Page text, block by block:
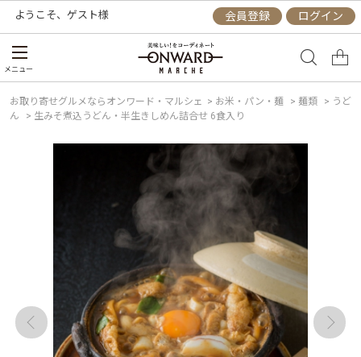
ようこそ、 ゲスト様 会員登録 ログイン
メニュー
お取り寄せグルメならオンワード・マルシェ > お米・パン・麺 > 麺類 > うど
ん
> 生みそ煮込うどん・半生きしめん詰合せ 6食入り